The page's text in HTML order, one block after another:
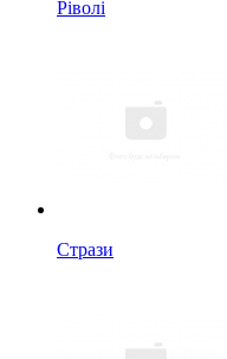
Ріволі
Стрази